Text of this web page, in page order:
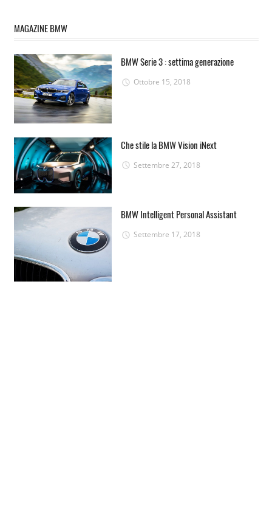
MAGAZINE BMW
BMW Serie 3 : settima generazione
Ottobre 15, 2018
Che stile la BMW Vision iNext
Settembre 27, 2018
BMW Intelligent Personal Assistant
Settembre 17, 2018